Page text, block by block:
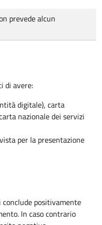
prevede alcun
di avere:
digitale), carta
nazionale dei servizi
per la presentazione
positivamente
In caso contrario